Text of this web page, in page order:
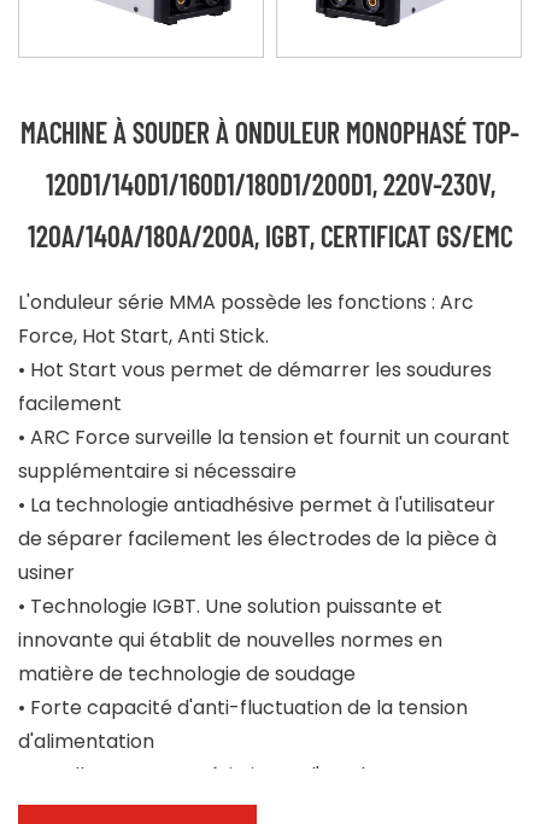
MACHINE À SOUDER À ONDULEUR MONOPHASÉ TOP-
120D1/140D1/160D1/180D1/200D1, 220V-230V,
120A/140A/180A/200A, IGBT, CERTIFICAT GS/EMC
L'onduleur série MMA possède les fonctions : Arc
Force, Hot Start, Anti Stick.
• Hot Start vous permet de démarrer les soudures
facilement
• ARC Force surveille la tension et fournit un courant
supplémentaire si nécessaire
• La technologie antiadhésive permet à l'utilisateur
de séparer facilement les électrodes de la pièce à
usiner
• Technologie IGBT. Une solution puissante et
innovante qui établit de nouvelles normes en
matière de technologie de soudage
• Forte capacité d'anti-fluctuation de la tension
d'alimentation
• Excellentes caractéristiques d'arc, bonnes
performances de soudage et peu de projections.